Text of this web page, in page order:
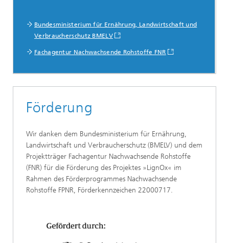
Bundesministerium für Ernährung, Landwirtschaft und
Verbraucherschutz BMELV
Fachagentur Nachwachsende Rohstoffe FNR
Förderung
Wir danken dem Bundesministerium für Ernährung,
Landwirtschaft und Verbraucherschutz (BMELV) und dem
Projektträger Fachagentur Nachwachsende Rohstoffe
(FNR) für die Förderung des Projektes »LignOx« im
Rahmen des Förderprogrammes Nachwachsende
Rohstoffe FPNR, Förderkennzeichen 22000717.